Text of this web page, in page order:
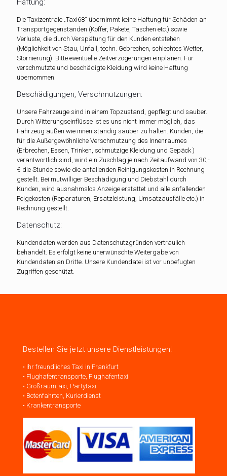
Haftung:
Die Taxizentrale „Taxi68“ übernimmt keine Haftung für Schäden an
Transportgegenständen (Koffer, Pakete, Taschen etc.) sowie
Verluste, die durch Verspätung für den Kunden entstehen
(Möglichkeit von Stau, Unfall, techn. Gebrechen, schlechtes Wetter,
Stornierung). Bitte eventuelle Zeitverzögerungen einplanen. Für
verschmutzte und beschädigte Kleidung wird keine Haftung
übernommen.
Beschädigungen, Verschmutzungen:
Unsere Fahrzeuge sind in einem Topzustand, gepflegt und sauber.
Durch Witterungseinflüsse ist es uns nicht immer möglich, das
Fahrzeug außen wie innen ständig sauber zu halten. Kunden, die
für die Außergewöhnliche Verschmutzung des Innenraumes
(Erbrechen, Essen, Trinken, schmutzige Kleidung und Gepäck )
verantwortlich sind, wird ein Zuschlag je nach Zeitaufwand von 30,-
€ die Stunde sowie die anfallenden Reinigungskosten in Rechnung
gestellt. Bei mutwilliger Beschädigung und Diebstahl durch
Kunden, wird ausnahmslos Anzeige erstattet und alle anfallenden
Folgekosten (Reparaturen, Ersatzleistung, Umsatzausfälle etc.) in
Rechnung gestellt.
Datenschutz:
Kundendaten werden aus Datenschutzgründen vertraulich
behandelt. Es erfolgt keine unerwünschte Weitergabe von
Kundendaten an Dritte. Unsere Kundendatei ist vor unbefugten
Zugriffen geschützt.
Bestellen Sie jetzt unsere Dienstleistungen!
• Ihr freundliches Taxi in Frankfurt
• Flughafentransporte, Flughafentaxi
• Großraumtaxi, Partytaxi
• Botenfahrten, Kurierdienst
• Krankentransporte